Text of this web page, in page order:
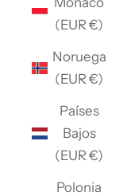
(EUR €)
Noruega
(EUR €)
Países
Bajos
(EUR €)
Polonia